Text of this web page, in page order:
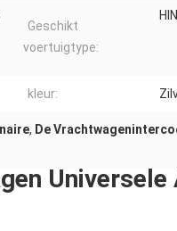
Geschikt
voertuigtype:
kleur:
, De
Universele